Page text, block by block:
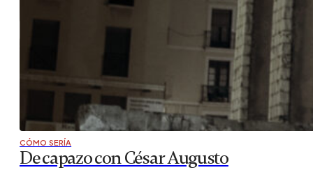
CÓMO SERÍA
De capazo con César Augusto